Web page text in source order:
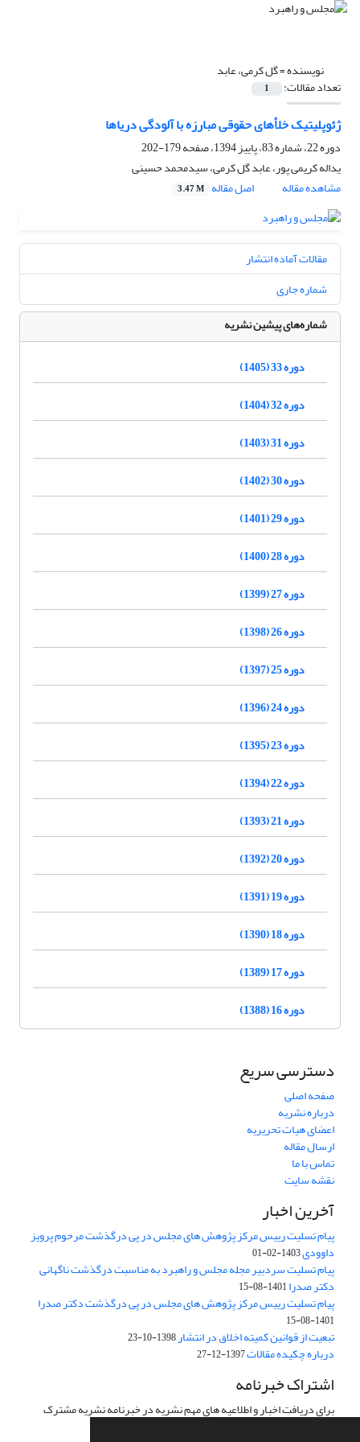
نویسنده =گل کرمی، عابد
تعداد مقالات: 1
ژئوپلیتیک خلأهای حقوقی مبارزه با آلودگی دریاها
دوره 22، شماره 83، پاییز 1394، صفحه
179-202
یداله کریمی پور، عابد گل کرمی، سیدمحمد حسینی
مشاهده مقاله
اصل مقاله 3.47 M
مقالات آماده انتشار
شماره جاری
شماره‌های پیشین نشریه
دوره 33 (1405)
دوره 32 (1404)
دوره 31 (1403)
دوره 30 (1402)
دوره 29 (1401)
دوره 28 (1400)
دوره 27 (1399)
دوره 26 (1398)
دوره 25 (1397)
دوره 24 (1396)
دوره 23 (1395)
دوره 22 (1394)
دوره 21 (1393)
دوره 20 (1392)
دوره 19 (1391)
دوره 18 (1390)
دوره 17 (1389)
دوره 16 (1388)
دسترسی سریع
صفحه اصلی
درباره نشریه
اعضای هیات تحریریه
ارسال مقاله
تماس با ما
نقشه سایت
آخرین اخبار
پیام تسلیت رییس مرکز پژوهش های مجلس در پی درگذشت مرحوم پرویز
داوودی1403-02-01
پیام تسلیت سردبیر مجله مجلس و راهبرد به مناسبت درگذشت ناگهانی
دکتر صدرا1401-08-15
پیام تسلیت رییس مرکز پژوهش های مجلس در پی درگذشت دکتر صدرا
1401-08-15
تبعیت از قوانین کمیته اخلاق در انتشار1398-10-23
درباره چکیده مقالات1397-12-27
اشتراک خبرنامه
برای دریافت اخبار و اطلاعیه های مهم نشریه در خبرنامه نشریه مشترک